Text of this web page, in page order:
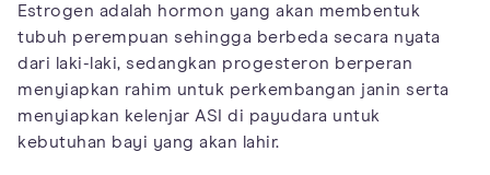
Estrogen adalah hormon yang akan membentuk
tubuh perempuan sehingga berbeda secara nyata
dari laki-laki, sedangkan progesteron berperan
menyiapkan rahim untuk perkembangan janin serta
menyiapkan kelenjar ASI di payudara untuk
kebutuhan bayi yang akan lahir.